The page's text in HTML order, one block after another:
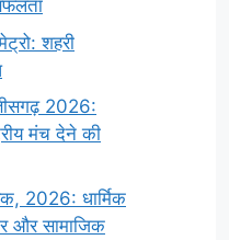
शहरी
2026:
मंच देने की
2026: धार्मिक
और सामाजिक